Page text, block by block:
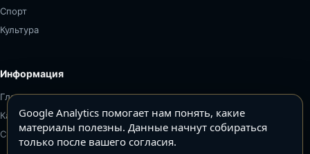
Спорт
Культура
Информация
Главная
Карта сайта
Связаться
Google Analytics помогает нам понять, какие
материалы полезны. Данные начнут собираться
только после вашего согласия.